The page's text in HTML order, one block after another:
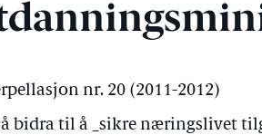
nr. 20 (2011-2012)
bidra til å _sikre næringslivet